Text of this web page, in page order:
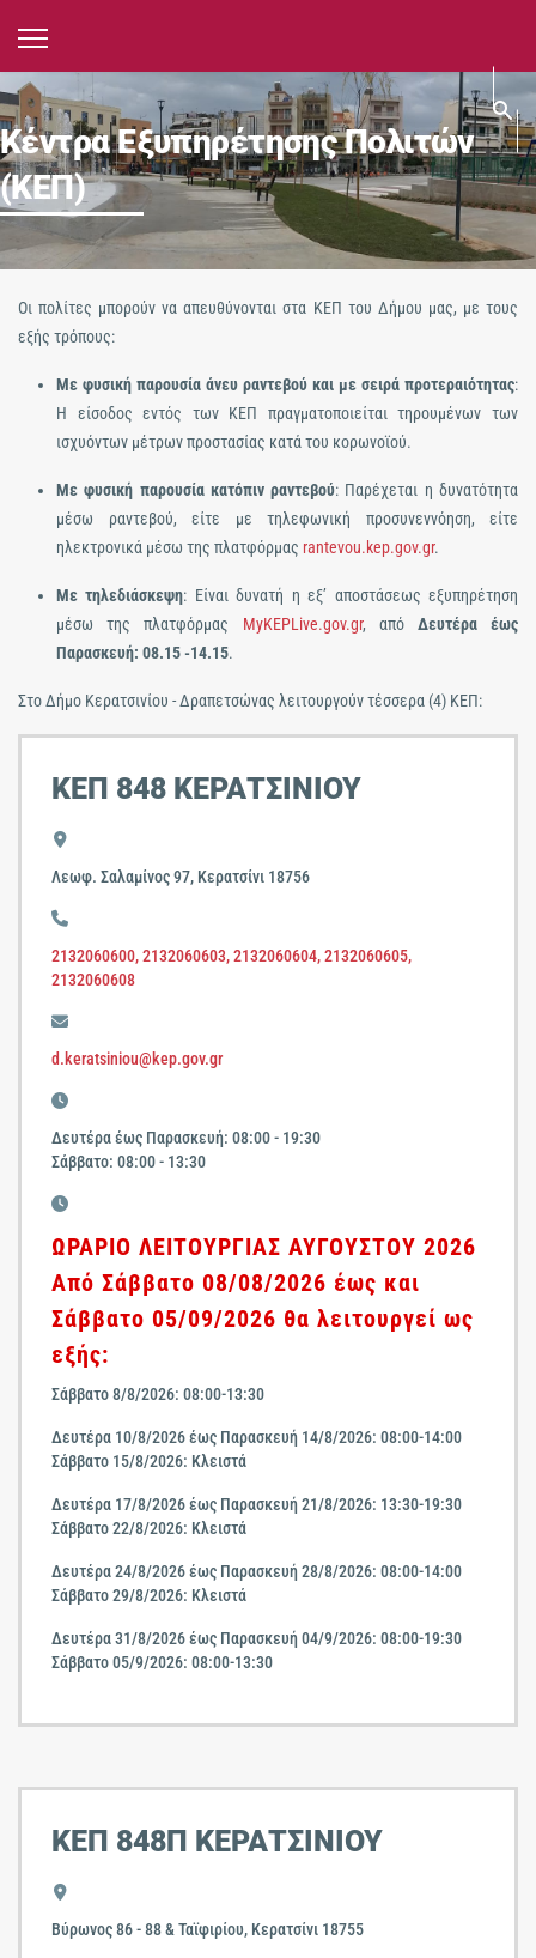
Κέντρα Εξυπηρέτησης Πολιτών
(ΚΕΠ)
Οι πολίτες μπορούν να απευθύνονται στα ΚΕΠ του Δήμου μας, με τους
εξής τρόπους:
Με φυσική παρουσία άνευ ραντεβού και με σειρά προτεραιότητας:
Η είσοδος εντός των ΚΕΠ πραγματοποιείται τηρουμένων των
ισχυόντων μέτρων προστασίας κατά του κορωνοϊού.
Με φυσική παρουσία κατόπιν ραντεβού: Παρέχεται η δυνατότητα
μέσω ραντεβού, είτε με τηλεφωνική προσυνεννόηση, είτε
ηλεκτρονικά μέσω της πλατφόρμας rantevou.kep.gov.gr.
Με τηλεδιάσκεψη: Είναι δυνατή η εξ’ αποστάσεως εξυπηρέτηση
μέσω της πλατφόρμας MyKEPLive.gov.gr, από Δευτέρα έως
Παρασκευή: 08.15 -14.15.
Στο Δήμο Κερατσινίου - Δραπετσώνας λειτουργούν τέσσερα (4) ΚΕΠ:
ΚΕΠ 848 ΚΕΡΑΤΣΙΝΙΟΥ
Λεωφ. Σαλαμίνος 97, Κερατσίνι 18756
2132060600,2132060603,2132060604,2132060605,
2132060608
d.keratsiniou@kep.gov.gr
Δευτέρα έως Παρασκευή: 08:00 - 19:30
Σάββατο: 08:00 - 13:30
ΩΡΑΡΙΟ ΛΕΙΤΟΥΡΓΙΑΣ ΑΥΓΟΥΣΤΟΥ 2026
Από Σάββατο 08/08/2026 έως και
Σάββατο 05/09/2026 θα λειτουργεί ως
εξής:
Σάββατο 8/8/2026: 08:00-13:30
Δευτέρα 10/8/2026 έως Παρασκευή 14/8/2026: 08:00-14:00
Σάββατο 15/8/2026: Κλειστά
Δευτέρα 17/8/2026 έως Παρασκευή 21/8/2026: 13:30-19:30
Σάββατο 22/8/2026: Κλειστά
Δευτέρα 24/8/2026 έως Παρασκευή 28/8/2026: 08:00-14:00
Σάββατο 29/8/2026: Κλειστά
Δευτέρα 31/8/2026 έως Παρασκευή 04/9/2026: 08:00-19:30
Σάββατο 05/9/2026: 08:00-13:30
ΚΕΠ 848Π ΚΕΡΑΤΣΙΝΙΟΥ
Βύρωνος 86 - 88 & Ταϊφιρίου, Κερατσίνι 18755